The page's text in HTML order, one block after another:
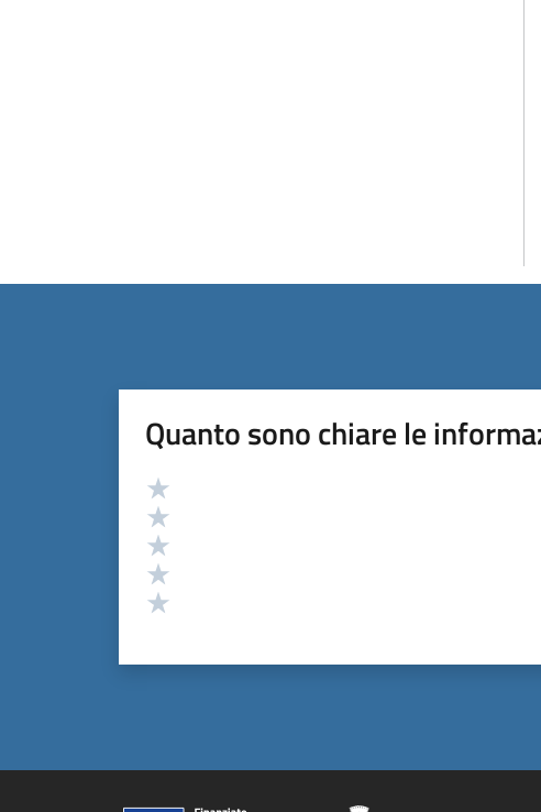
Quanto sono chiare le
Valutazione